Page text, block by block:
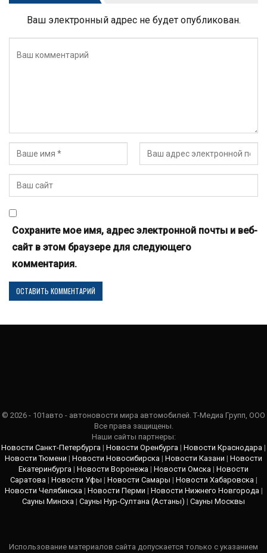
Ваш электронный адрес не будет опубликован.
Сохраните мое имя, адрес электронной почты и веб-
сайт в этом браузере для следующего
комментария.
© 2026 - 101авто - автоновости мира автомобилей. Т-Медиа Групп, ООО
Все права защищены.
Наши сайты партнеры:
Новости Санкт-Петербурга | Новости Оренбурга | Новости Краснодара |
Новости Тюмени | Новости Новосибирска | Новости Казани | Новости
Екатеринбурга | Новости Воронежа | Новости Омска | Новости
Саратова| Новости Уфы | Новости Самары | Новости Хабаровска|
Новости Челябинска| Новости Перми | Новости Нижнего Новгорода|
Сауны Минска | Сауны Нур-Султана (Астаны) | Сауны Москвы
Использование материалов сайта допускается только с указанием